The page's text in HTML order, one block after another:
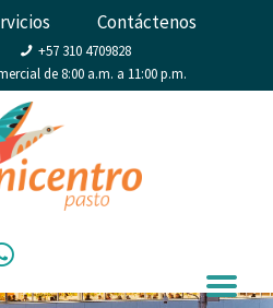
Contáctenos
+57 310 4709828
de 8:00 a.m. a 11:00 p.m.